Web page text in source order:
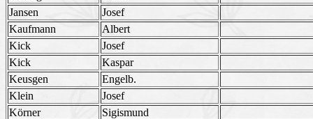
Jansen
Josef
Kaufmann
Albert
Kick
Josef
Kick
Kaspar
Keusgen
Engelb.
Klein
Josef
Körner
Sigismund